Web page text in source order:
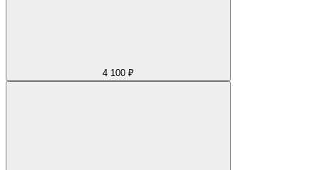
4 100 ₽